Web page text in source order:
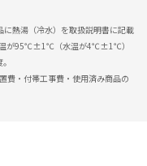
熱湯（冷水）を取扱説明書に記載
温が95℃±1℃（水温が4℃±1℃）
費・付帯工事費・使用済み商品の